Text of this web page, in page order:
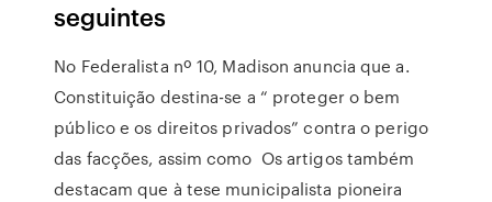
seguintes
No Federalista nº 10, Madison anuncia que a.
Constituição destina-se a “ proteger o bem
público e os direitos privados” contra o perigo
das facções, assim como Os artigos também
destacam que à tese municipalista pioneira